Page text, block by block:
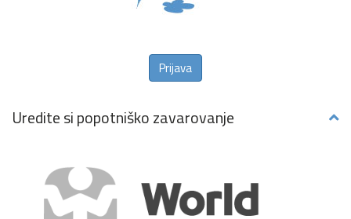
Prijava
Uredite si popotniško zavarovanje